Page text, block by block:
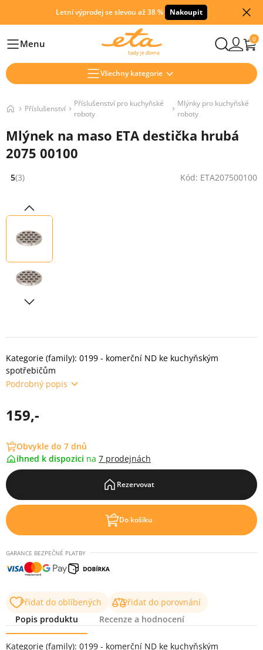
Letní výprodej se slevou až 38 % Nakoupit
HlavníMenu 0
Všechny kategorie
Příslušenství
Příslušenství pro kuchyňské
roboty
Mlýnky pro kuchyňské
roboty
Mlýnek na maso ETA destička hrubá
2075 00100
Hodnocení: 5 z 5 (3 recenzí)
5(3) Kód: ETA207500100
Kategorie (family): 0199 - komerční ND ke kuchyňským
spotřebičům
Podrobný popis
159,-
Obvykle do 7 dnů
ihned k dispozici na 7 prodejnách
Rezervovat
Do košíku
GARANCE BEZPEČNÉ PLATBY
Přidat do oblíbených
Přidat do porovnání
Popis produktu
Recenze a hodnocení
Kategorie (family): 0199 - komerční ND ke kuchyňským